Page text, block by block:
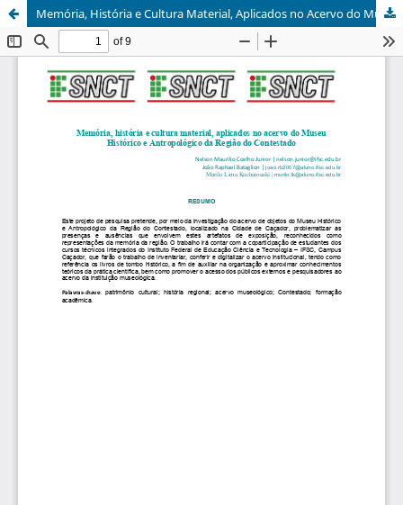
Memória, História e Cultura Material, Aplicados no Acervo do Museu Histórico e Antropológico da Região do Contestado